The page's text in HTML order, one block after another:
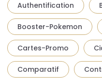
Authentification
Booster-Pokemon
Cartes-Promo
Comparatif